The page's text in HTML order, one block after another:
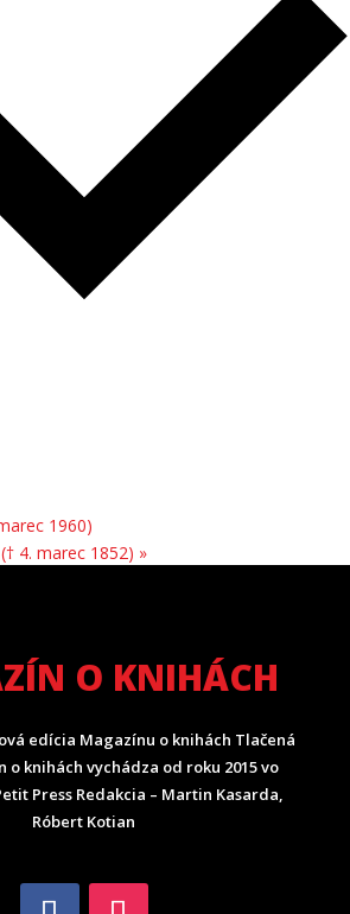
1960)
4. marec 1852) »
O KNIHÁCH
edícia Magazínu o knihách Tlačená
o knihách vychádza od roku 2015 vo
Press Redakcia – Martin Kasarda,
Róbert Kotian